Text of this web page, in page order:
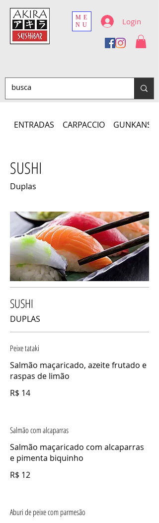
Login
ME
NU
ENTRADAS CARPACCIO GUNKANS
SUSHI
Duplas
SUSHI
DUPLAS
Peixe tataki
Salmão maçaricado, azeite frutado e
raspas de limão
R$ 14
Salmão com alcaparras
Salmão maçaricado com alcaparras
e pimenta biquinho
R$ 12
Aburi de peixe com parmesão